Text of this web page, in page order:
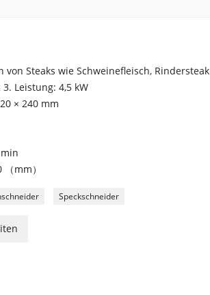
von Steaks wie Schweinefleisch, Rindersteak
Leistung: 4,5 kW
× 240 mm
mm）
Speckschneider